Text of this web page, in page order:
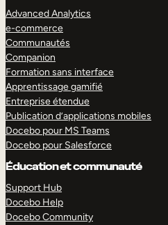
Advanced Analytics
e-commerce
Communautés
Companion
Formation sans interface
Apprentissage gamifié
Entreprise étendue
Publication d’applications mobiles
Docebo pour MS Teams
Docebo pour Salesforce
Éducation et communauté
Support Hub
Docebo Help
Docebo Community